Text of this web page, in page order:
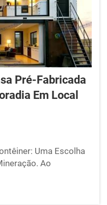
Pré-Fabricada
Em Local
Uma Escolha
Ao
de mineração, as
são a opção
em fábricas e,